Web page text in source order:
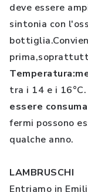
deve essere
sintonia con
tra i 14 e i 16°C.
essere
fermi possono
qualche anno.
LAMBRUSCHI
Entriamo in